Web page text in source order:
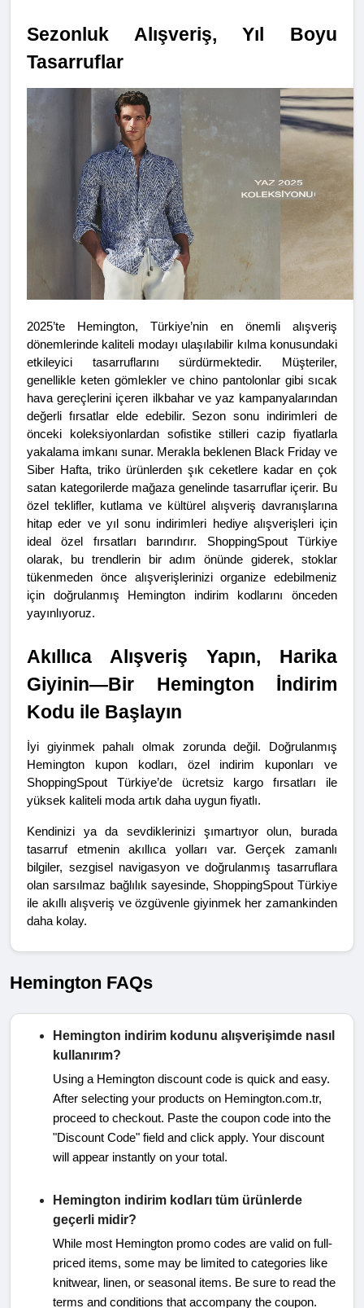
Sezonluk Alışveriş, Yıl Boyu
Tasarruflar
2025’te Hemington, Türkiye’nin en önemli alışveriş
dönemlerinde kaliteli modayı ulaşılabilir kılma konusundaki
etkileyici tasarruflarını sürdürmektedir. Müşteriler,
genellikle keten gömlekler ve chino pantolonlar gibi sıcak
hava gereçlerini içeren ilkbahar ve yaz kampanyalarından
değerli fırsatlar elde edebilir. Sezon sonu indirimleri de
önceki koleksiyonlardan sofistike stilleri cazip fiyatlarla
yakalama imkanı sunar. Merakla beklenen Black Friday ve
Siber Hafta, triko ürünlerden şık ceketlere kadar en çok
satan kategorilerde mağaza genelinde tasarruflar içerir. Bu
özel teklifler, kutlama ve kültürel alışveriş davranışlarına
hitap eder ve yıl sonu indirimleri hediye alışverişleri için
ideal özel fırsatları barındırır. ShoppingSpout Türkiye
olarak, bu trendlerin bir adım önünde giderek, stoklar
tükenmeden önce alışverişlerinizi organize edebilmeniz
için doğrulanmış Hemington indirim kodlarını önceden
yayınlıyoruz.
Akıllıca Alışveriş Yapın, Harika
Giyinin—Bir Hemington İndirim
Kodu ile Başlayın
İyi giyinmek pahalı olmak zorunda değil. Doğrulanmış
Hemington kupon kodları, özel indirim kuponları ve
ShoppingSpout Türkiye’de ücretsiz kargo fırsatları ile
yüksek kaliteli moda artık daha uygun fiyatlı.
Kendinizi ya da sevdiklerinizi şımartıyor olun, burada
tasarruf etmenin akıllıca yolları var. Gerçek zamanlı
bilgiler, sezgisel navigasyon ve doğrulanmış tasarruflara
olan sarsılmaz bağlılık sayesinde, ShoppingSpout Türkiye
ile akıllı alışveriş ve özgüvenle giyinmek her zamankinden
daha kolay.
Hemington FAQs
Hemington indirim kodunu alışverişimde nasıl
kullanırım?
Using a Hemington discount code is quick and easy.
After selecting your products on Hemington.com.tr,
proceed to checkout. Paste the coupon code into the
"Discount Code" field and click apply. Your discount
will appear instantly on your total.
Hemington indirim kodları tüm ürünlerde
geçerli midir?
While most Hemington promo codes are valid on full-
priced items, some may be limited to categories like
knitwear, linen, or seasonal items. Be sure to read the
terms and conditions that accompany the coupon.